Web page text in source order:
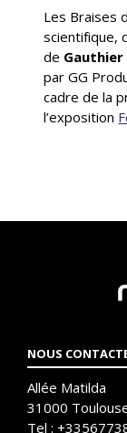
Les Braises
scientifique,
de
par GG
cadre de la
l’exposition
NOUS
Allée Matilda
31000
Tel :